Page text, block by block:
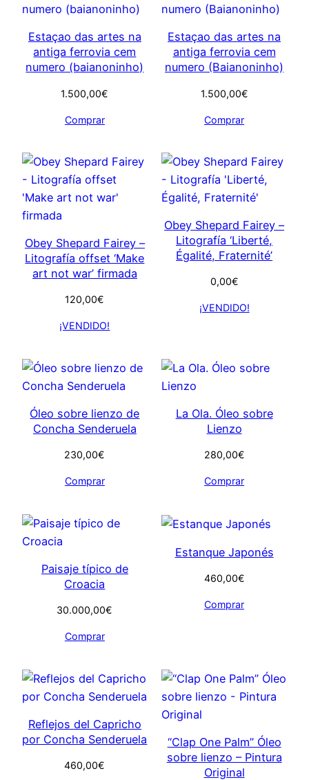
Estaçao das artes na
antiga ferrovia cem
numero (baianoninho)
1.500,00€
Comprar
Estaçao das artes na
antiga ferrovia cem
numero (Baianoninho)
1.500,00€
Comprar
Obey Shepard Fairey –
Litografía offset ‘Make
art not war’ firmada
120,00€
¡VENDIDO!
Obey Shepard Fairey –
Litografía ‘Liberté,
Égalité, Fraternité’
0,00€
¡VENDIDO!
Óleo sobre lienzo de
Concha Senderuela
230,00€
Comprar
La Ola. Óleo sobre
Lienzo
280,00€
Comprar
Paisaje típico de
Croacia
30.000,00€
Comprar
Estanque Japonés
460,00€
Comprar
Reflejos del Capricho
por Concha Senderuela
460,00€
“Clap One Palm” Óleo
sobre lienzo – Pintura
Original